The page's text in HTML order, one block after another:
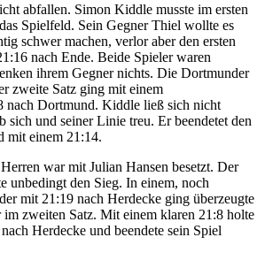
abfallen. Simon Kiddle musste im ersten
Spielfeld. Sein Gegner Thiel wollte es
schwer machen, verlor aber den ersten
nach Ende. Beide Spieler waren
ihrem Gegner nichts. Die Dortmunder
zweite Satz ging mit einem
nach Dortmund. Kiddle ließ sich nicht
sich und seiner Linie treu. Er beendetet den
mit einem 21:14.
war mit Julian Hansen besetzt. Der
unbedingt den Sieg. In einem, noch
mit 21:19 nach Herdecke ging überzeugte
im zweiten Satz. Mit einem klaren 21:8 holte
Herdecke und beendete sein Spiel